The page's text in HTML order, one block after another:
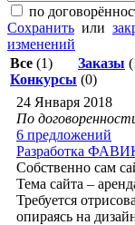
по
Сохранить или
изменений
Все (1) Заказы
Конкурсы (0)
24 Января 2018
По
6 предложений
Разработка
Собственно сам
Тема сайта –
Требуется
опираясь на